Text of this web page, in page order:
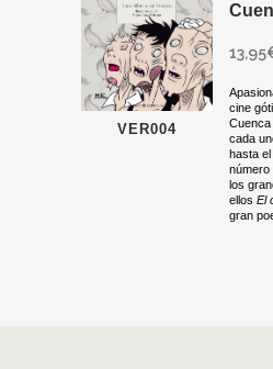
VER004
13,95
cine
Cuenca
cada
hasta
número
los
ellos El
gran